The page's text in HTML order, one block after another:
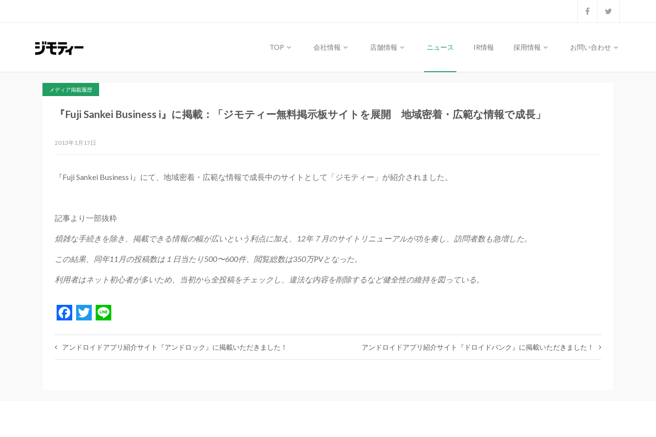
TOP 会社情報 店舗情報 ニュース IR情報 採用情報 お問い合わせ
メディア掲載履歴
『Fuji Sankei Business i』に掲載：「ジモティー無料掲示板サイトを展開 地域密着・広範な情報で成長」
2013年1月17日
『Fuji Sankei Business i』にて、地域密着・広範な情報で成長中のサイトとして「ジモティー」が紹介されました。
記事より一部抜粋
煩雑な手続きを除き、掲載できる情報の幅が広いという利点に加え、12年７月のサイトリニューアルが功を奏し、訪問者数も急増した。
この結果、同年11月の投稿数は１日当たり500〜600件、閲覧総数は350万PVとなった。
利用者はネット初心者が多いため、当初から全投稿をチェックし、違法な内容を削除するなど健全性の維持を図っている。
Facebook
Twitter
アンドロイドアプリ紹介サイト『アンドロック』に掲載いただきました！ アンドロイドアプリ紹介サイト『ドロイドバンク』に掲載いただきました！